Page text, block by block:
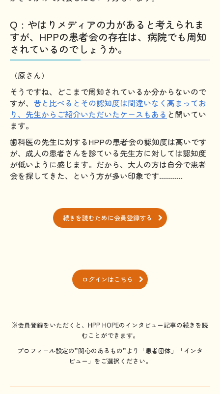
Q： やはりメディアの力があると考えられま
すが、HPPの患者会の存在は、病院でも周知
されているのでしょうか。
（原さん）
そうですね、どこまで周知されているか分からないので
すが、 昔と比べるとその認知度は間違いなく高まってお
り、先生からご紹介いただいたケースもある と聞いてい
ます。
歯科医の先生に対するHPPの患者会の認知度は高いです
が、成人の患者さんを診ている先生方に対しては認知度
が低いように感じます。だから、大人の方は自分で患者
会を探してきた、という方が多い印象です............
続きを読むために会員登録する
ログインはこちら
※会員登録をいただくと、HPP HOPEのインタビュー記事の続きを読
むことができます。
プロフィール設定の”関心のあるもの”より「患者団体」「インタ
ビュー」をご選択ください。